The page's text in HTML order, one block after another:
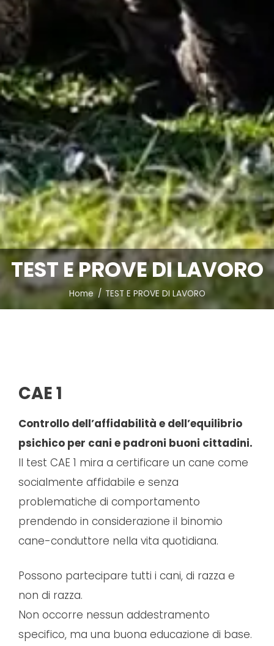
TEST E PROVE DI LAVORO
Home TEST E PROVE DI LAVORO
CAE 1
Controllo dell’affidabilità e dell’equilibrio
psichico per cani e padroni buoni cittadini.
Il test CAE 1 mira a certificare un cane come
socialmente affidabile e senza
problematiche di comportamento
prendendo in considerazione il binomio
cane-conduttore nella vita quotidiana.
Possono partecipare tutti i cani, di razza e
non di razza.
Non occorre nessun addestramento
specifico, ma una buona educazione di base.